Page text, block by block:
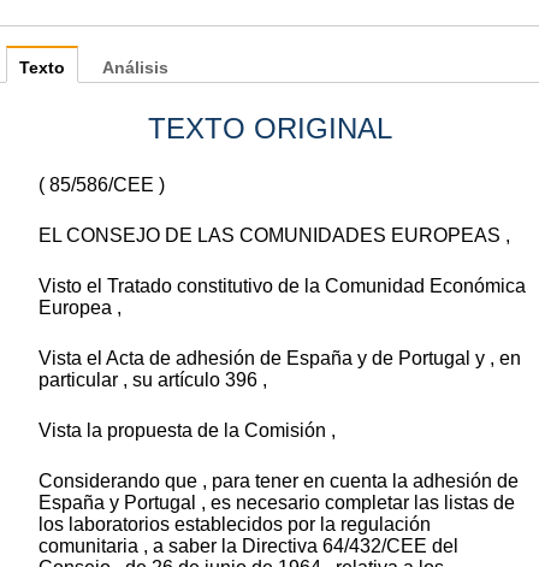
Texto
TEXTO ORIGINAL
( 85/586/CEE )
EL CONSEJO DE LAS COMUNIDADES EUROPEAS ,
Visto el Tratado constitutivo de la Comunidad Económica
Europea ,
Vista el Acta de adhesión de España y de Portugal y , en
particular , su artículo 396 ,
Vista la propuesta de la Comisión ,
Considerando que , para tener en cuenta la adhesión de
España y Portugal , es necesario completar las listas de
los laboratorios establecidos por la regulación
comunitaria , a saber la Directiva 64/432/CEE del
Análisis